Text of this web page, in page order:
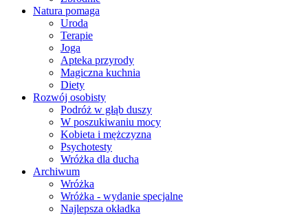
Natura pomaga
Uroda
Terapie
Joga
Apteka przyrody
Magiczna kuchnia
Diety
Rozwój osobisty
Podróż w głąb duszy
W poszukiwaniu mocy
Kobieta i mężczyzna
Psychotesty
Wróżka dla ducha
Archiwum
Wróżka
Wróżka - wydanie specjalne
Najlepsza okładka